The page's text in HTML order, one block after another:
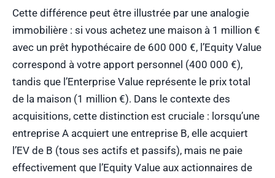
Cette différence peut être illustrée par une analogie
immobilière : si vous achetez une maison à 1 million €
avec un prêt hypothécaire de 600 000 €, l’Equity Value
correspond à votre apport personnel (400 000 €),
tandis que l’Enterprise Value représente le prix total
de la maison (1 million €). Dans le contexte des
acquisitions, cette distinction est cruciale : lorsqu’une
entreprise A acquiert une entreprise B, elle acquiert
l’EV de B (tous ses actifs et passifs), mais ne paie
effectivement que l’Equity Value aux actionnaires de